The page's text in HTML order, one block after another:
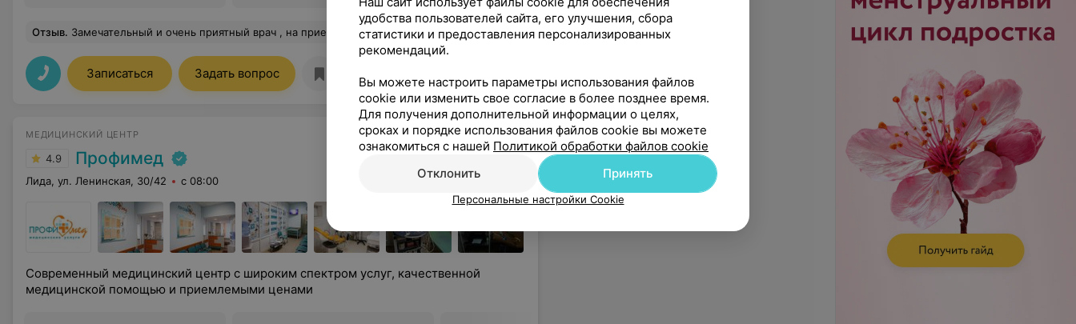
Отзыв. Замечательный и очень приятный врач , на приеме увидела внематочную беременность и очень аккуратно это преподнесла , хожу к ней постоянно и всем знакомым советую , все мои приемы в ее кабинете проходили хорошо и бережно , просто большое спасибо таким врачам Еще
Записаться Задать вопрос
МЕДИЦИНСКИЙ ЦЕНТР
4.9 Профимед
Лида, ул. Ленинская, 30/42 с 08:00
Современный медицинский центр с широким спектром услуг, качественной
медицинской помощью и приемлемыми ценами
удобства пользователей сайта, его улучшения, сбора
статистики и предоставления персонализированных
рекомендаций.
Вы можете настроить параметры использования файлов
cookie или изменить свое согласие в более позднее время.
Для получения дополнительной информации о целях,
сроках и порядке использования файлов cookie вы можете
ознакомиться с нашей Политикой обработки файлов cookie
Отклонить
Принять
Персональные настройки Cookie